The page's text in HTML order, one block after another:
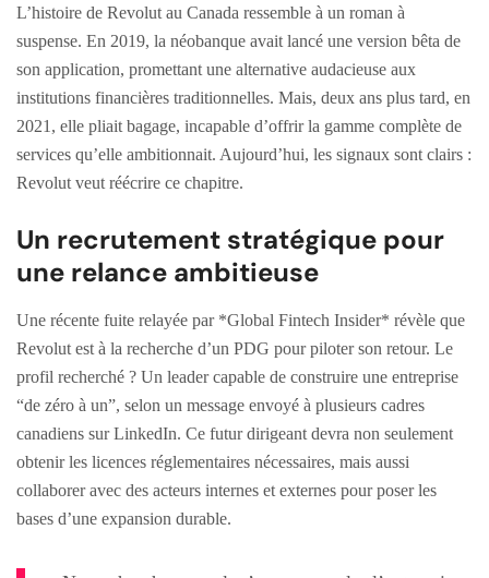
L’histoire de Revolut au Canada ressemble à un roman à
suspense. En 2019, la néobanque avait lancé une version bêta de
son application, promettant une alternative audacieuse aux
institutions financières traditionnelles. Mais, deux ans plus tard, en
2021, elle pliait bagage, incapable d’offrir la gamme complète de
services qu’elle ambitionnait. Aujourd’hui, les signaux sont clairs :
Revolut veut réécrire ce chapitre.
Un recrutement stratégique pour
une relance ambitieuse
Une récente fuite relayée par *Global Fintech Insider* révèle que
Revolut est à la recherche d’un PDG pour piloter son retour. Le
profil recherché ? Un leader capable de construire une entreprise
“de zéro à un”, selon un message envoyé à plusieurs cadres
canadiens sur LinkedIn. Ce futur dirigeant devra non seulement
obtenir les licences réglementaires nécessaires, mais aussi
collaborer avec des acteurs internes et externes pour poser les
bases d’une expansion durable.